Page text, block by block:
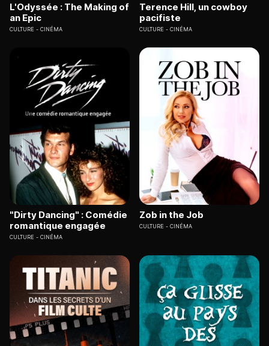
L'Odyssée : The Making of
an Epic
CULTURE CINÉMA
Terence Hill, un cowboy
pacifiste
CULTURE CINÉMA
"Dirty Dancing" : Comédie
romantique engagée
CULTURE CINÉMA
Zob in the Job
CULTURE CINÉMA